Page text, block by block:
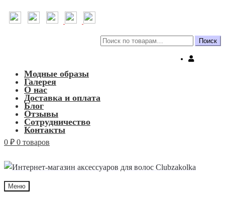
Искать: Поиск
Модные образы
Галерея
О нас
Доставка и оплата
Блог
Отзывы
Сотрудничество
Контакты
0 ₽ 0 товаров
Меню